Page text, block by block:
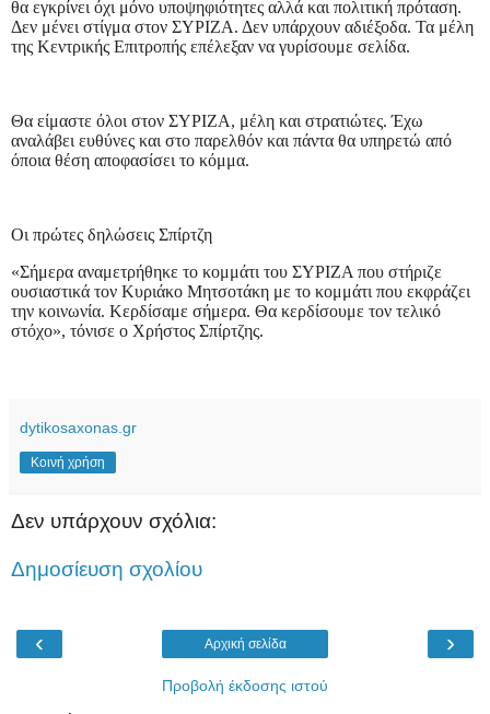
θα εγκρίνει όχι μόνο υποψηφιότητες αλλά και πολιτική πρόταση.
Δεν μένει στίγμα στον ΣΥΡΙΖΑ. Δεν υπάρχουν αδιέξοδα. Τα μέλη
της Κεντρικής Επιτροπής επέλεξαν να γυρίσουμε σελίδα.
Θα είμαστε όλοι στον ΣΥΡΙΖΑ, μέλη και στρατιώτες. Έχω
αναλάβει ευθύνες και στο παρελθόν και πάντα θα υπηρετώ από
όποια θέση αποφασίσει το κόμμα.
Οι πρώτες δηλώσεις Σπίρτζη
«Σήμερα αναμετρήθηκε το κομμάτι του ΣΥΡΙΖΑ που στήριζε
ουσιαστικά τον Κυριάκο Μητσοτάκη με το κομμάτι που εκφράζει
την κοινωνία. Κερδίσαμε σήμερα. Θα κερδίσουμε τον τελικό
στόχο», τόνισε ο Χρήστος Σπίρτζης.
dytikosaxonas.gr
Κοινή χρήση
Δεν υπάρχουν σχόλια:
Δημοσίευση σχολίου
‹ ›
Αρχική σελίδα
Προβολή έκδοσης ιστού